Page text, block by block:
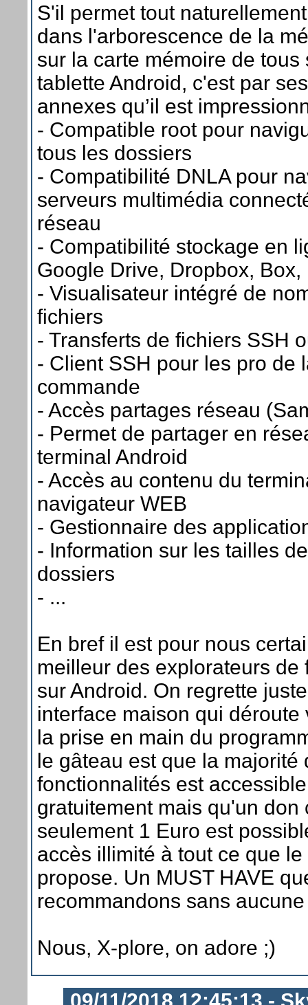
S'il permet tout
dans l'arborescence de la
sur la carte mémoire de tous
tablette Android, c'est par
annexes qu’il est
- Compatible root pour
tous les dossiers
- Compatibilité DNLA pour
serveurs multimédia
réseau
- Compatibilité stockage en
Google Drive, Dropbox, Box,
- Visualisateur intégré de
fichiers
- Transferts de fichiers SSH
- Client SSH pour les pro de
commande
- Accès partages réseau
- Permet de partager en
terminal Android
- Accès au contenu du
navigateur WEB
- Gestionnaire des
- Information sur les tailles
dossiers
- ...
En bref il est pour nous
meilleur des explorateurs de
sur Android. On regrette
interface maison qui déroute
la prise en main du
le gâteau est que la majorité
fonctionnalités est
gratuitement mais qu'un don
seulement 1 Euro est
accès illimité à tout ce que
propose. Un MUST HAVE
recommandons sans
Nous, X-plore, on adore ;)
09/11/2018 12:45:13 -